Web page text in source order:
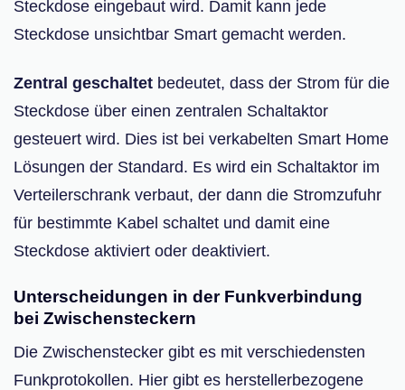
Steckdose eingebaut wird. Damit kann jede
Steckdose unsichtbar Smart gemacht werden.
Zentral geschaltet bedeutet, dass der Strom für die
Steckdose über einen zentralen Schaltaktor
gesteuert wird. Dies ist bei verkabelten Smart Home
Lösungen der Standard. Es wird ein Schaltaktor im
Verteilerschrank verbaut, der dann die Stromzufuhr
für bestimmte Kabel schaltet und damit eine
Steckdose aktiviert oder deaktiviert.
Unterscheidungen in der Funkverbindung
bei Zwischensteckern
Die Zwischenstecker gibt es mit verschiedensten
Funkprotokollen. Hier gibt es herstellerbezogene